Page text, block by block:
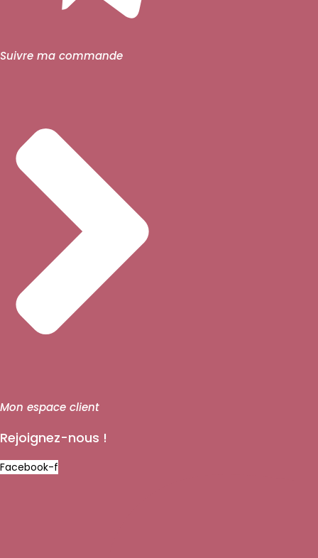
Suivre ma commande
Mon espace client
Rejoignez-nous !
Facebook-f